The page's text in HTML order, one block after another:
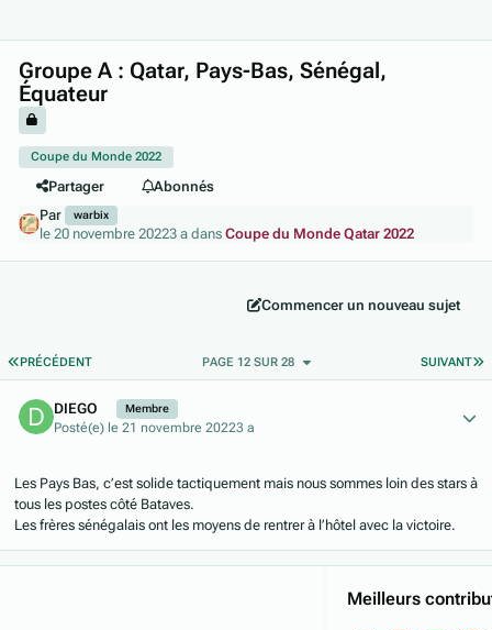
Groupe A : Qatar, Pays-Bas, Sénégal,
Équateur
Coupe du Monde 2022
Partager
Abonnés
Par
warbix
le 20 novembre 20223 a dansCoupe du Monde Qatar 2022
Commencer un nouveau sujet
PREMIÈRE PAGE
PRÉCÉDENT SUIVANT
PAGE 12 SUR 28
DIEGO Membre
Posté(e) le 21 novembre 20223 a
Les Pays Bas, c’est solide tactiquement mais nous sommes loin des stars à
tous les postes côté Bataves.
Les frères sénégalais ont les moyens de rentrer à l’hôtel avec la victoire.
Meilleurs